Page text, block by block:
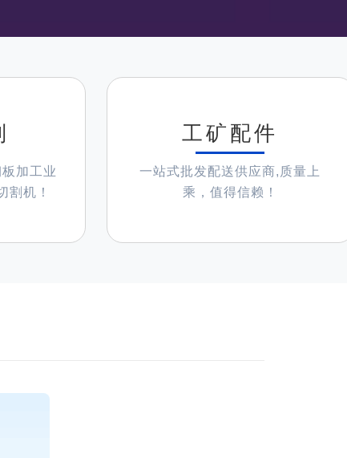
加工业
割机！
工矿配件
一站式批发配送供应商,质量上
乘，值得信赖！